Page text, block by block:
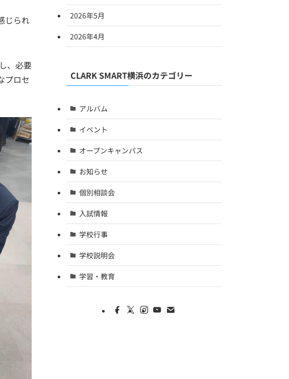
じられ
、必要
プロセ
2026年5月
2026年4月
CLARK SMART横浜のカテゴリー
アルバム
イベント
オープンキャンパス
お知らせ
個別相談会
入試情報
学校行事
学校説明会
学習・教育